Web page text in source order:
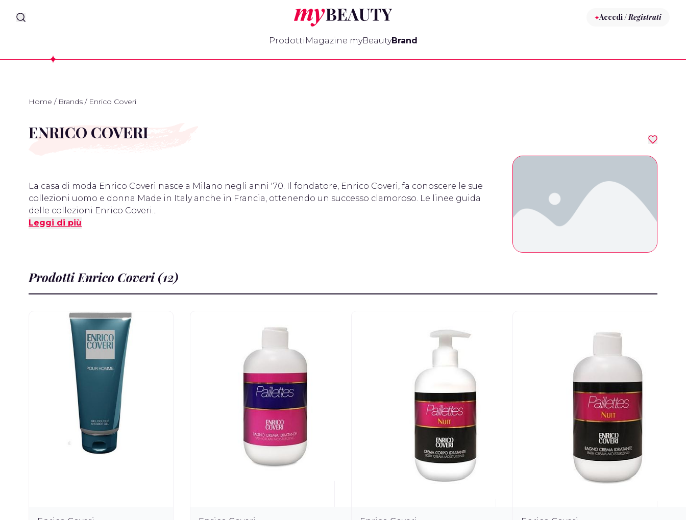
myBeauty Accedi /Registrati
Prodotti Magazine myBeautyBrand
Home / Brands / Enrico Coveri
ENRICO COVERI
La casa di moda Enrico Coveri nasce a Milano negli anni '70. Il fondatore, Enrico Coveri, fa conoscere le sue
collezioni uomo e donna Made in Italy anche in Francia, ottenendo un successo clamoroso. Le linee guida
delle collezioni Enrico Coveri...
Leggi di più
Prodotti Enrico Coveri (12)